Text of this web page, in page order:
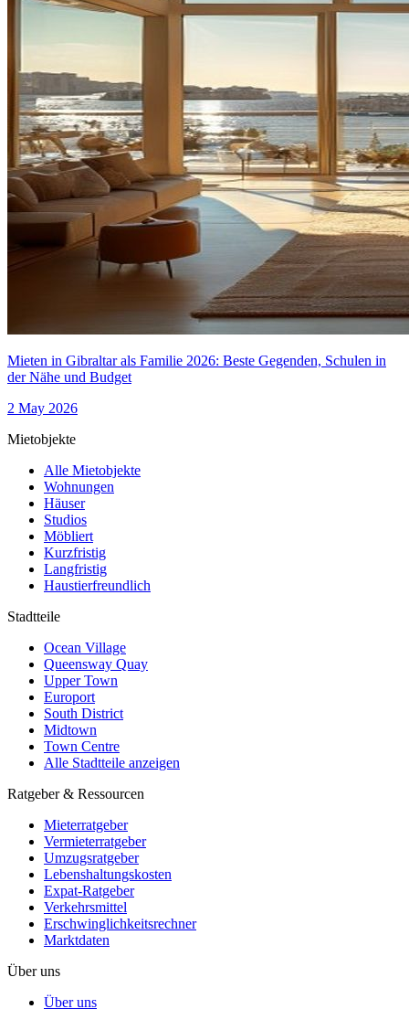
Mieten in Gibraltar als Familie 2026: Beste Gegenden, Schulen in
der Nähe und Budget
2 May 2026
Mietobjekte
Alle Mietobjekte
Wohnungen
Häuser
Studios
Möbliert
Kurzfristig
Langfristig
Haustierfreundlich
Stadtteile
Ocean Village
Queensway Quay
Upper Town
Europort
South District
Midtown
Town Centre
Alle Stadtteile anzeigen
Ratgeber & Ressourcen
Mieterratgeber
Vermieterratgeber
Umzugsratgeber
Lebenshaltungskosten
Expat-Ratgeber
Verkehrsmittel
Erschwinglichkeitsrechner
Marktdaten
Über uns
Über uns